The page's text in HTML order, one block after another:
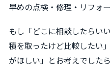
早めの点検・修理・リフォ
もし「どこに相談したらい
積を取ったけど比較したい
がほしい」とお考えでしたら